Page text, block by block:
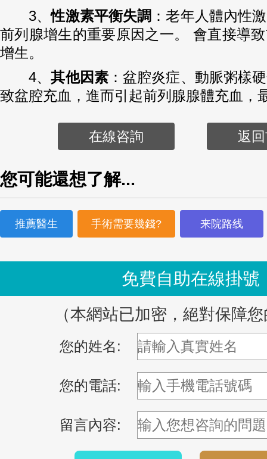
3、性激素平衡失調 ：老年人體內性
前列腺增生的重要原因之一。 會直接導
增生。
4、其他因素：盆腔炎症、動脈粥樣
致盆腔充血，進而引起前列腺腺體充血，
在線咨詢 返
您可能還想了解...
推薦醫生 手術需要幾錢? 来院路线
免費自助在線掛號
（本網站已加密，絕對保障
您的姓名:
您的電話:
留言內容: